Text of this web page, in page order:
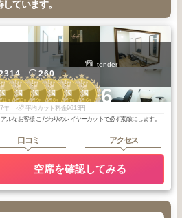
ています。
国
11 月
2
全国
2025年10月
2
全国
2025年 9月
2
全国
2025年 8月
2
全国
2025年 7月
2
全国
2025年 6月+6
260
tender
年
平均カット料金9613円
ルなお客様 こだわりのレイヤーカットで必ず素敵にします。
口コミ アクセス
空席を確認してみる